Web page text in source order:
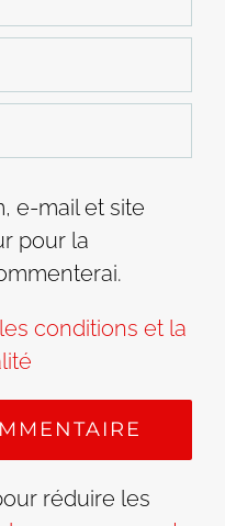
e-mail et site
pour la
les conditions et la
réduire les